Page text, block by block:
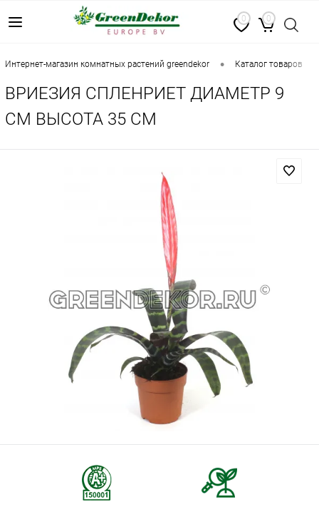
0 0
интернет-магазин комнатных растений greendekor • каталог товаров
ВРИЕЗИЯ СПЛЕНРИЕТ ДИАМЕТР 9
СМ ВЫСОТА 35 СМ